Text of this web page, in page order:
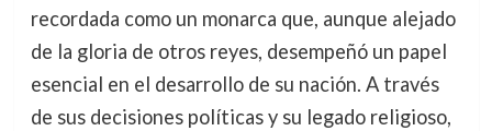
recordada como un monarca que, aunque alejado
de la gloria de otros reyes, desempeñó un papel
esencial en el desarrollo de su nación. A través
de sus decisiones políticas y su legado religioso,